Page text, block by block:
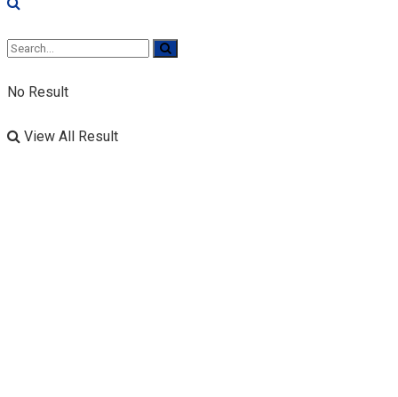
No Result
View All Result